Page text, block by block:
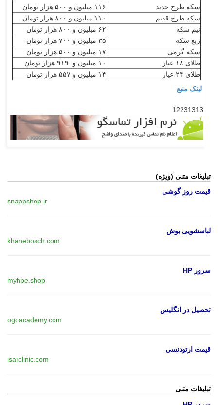
سکه طرح جدید
۱۱۶ میلیون و ۵۰۰ هزار تومان
سکه طرح قدیم
۱۱۰ میلیون و ۸۰۰ هزار تومان
نیم سکه
۶۲ میلیون و ۸۰۰ هزار تومان
ربع سکه
۳۵ میلیون و ۷۰۰ هزار تومان
سکه گرمی
۱۷ میلیون و ۵۰۰ هزار تومان
طلای ۱۸ عیار
۱۰ میلیون و ۹۱۹ هزار تومان
طلای ۲۴ عیار
۱۴ میلیون و ۵۵۷ هزار تومان
لینک منبع
12231313
تبلیغات متنی (ویژه)
قیمت روز گوشی
snappshop.ir
لباسشویی بوش
khanebosch.com
سرور HP
myhpe.shop
تحصیل در انگلیس
ogoacademy.com
قیمت ارتودنسی
isarclinic.com
تبلیغات متنی